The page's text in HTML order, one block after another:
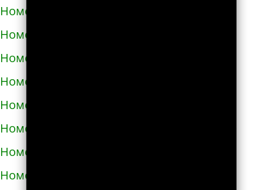
Номера телефонов такси в Хмельнике
Номера телефонов такси в Хмельницком
Номера телефонов такси в Хороле
Номера телефонов такси в Христиновке
Номера телефонов такси в Хусте
Номера телефонов такси в Червонограде
Номера телефонов такси в Черкассах
Номера телефонов такси в Чернигове